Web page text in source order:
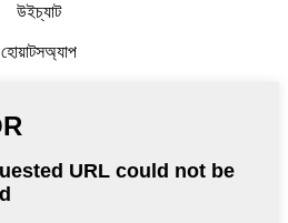
উইচ্যাট
হোয়াটসঅ্যাপ